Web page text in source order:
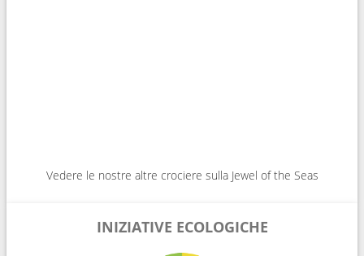
Vedere le nostre altre crociere sulla Jewel of the Seas
INIZIATIVE ECOLOGICHE